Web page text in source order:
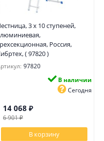
3 х 10 ступеней,
Россия,
( 97820 )
97820
В наличии
Сегодня
14 068 ₽
6 901₽
В корзину